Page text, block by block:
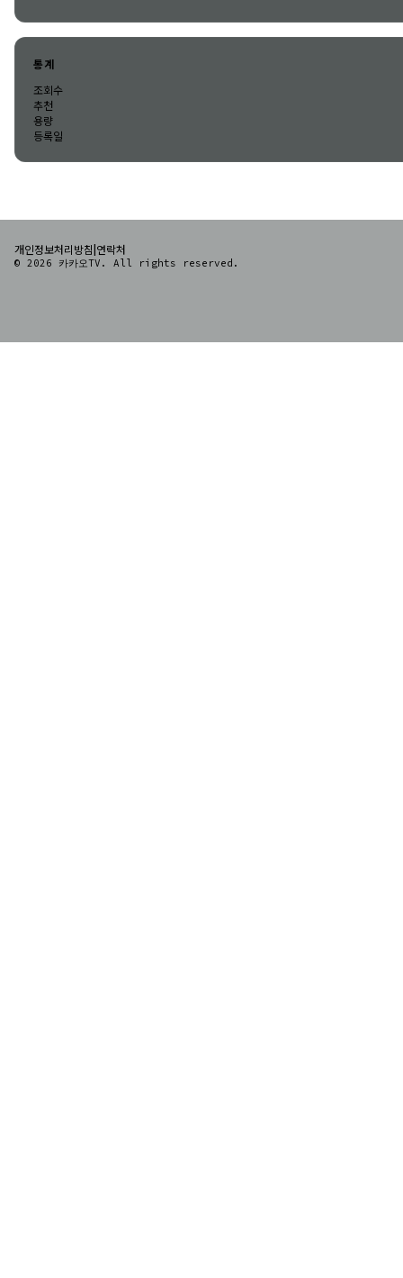
통계
조회수
추천
용량
등록일
개인정보처리방침|연락처
© 2026 카카오TV. All rights reserved.